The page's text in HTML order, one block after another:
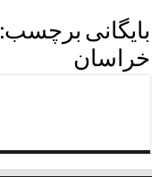
بایگانی برچسب:
خراسان